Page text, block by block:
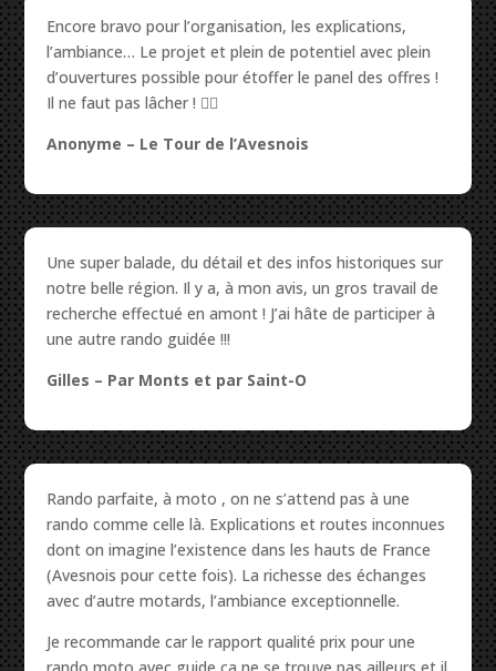
Encore bravo pour l’organisation, les explications,
l’ambiance… Le projet et plein de potentiel avec plein
d’ouvertures possible pour étoffer le panel des offres !
Il ne faut pas lâcher ! ✌🏻️
Anonyme – Le Tour de l’Avesnois
Une super balade, du détail et des infos historiques sur
notre belle région. Il y a, à mon avis, un gros travail de
recherche effectué en amont ! J’ai hâte de participer à
une autre rando guidée !!!
Gilles – Par Monts et par Saint-O
Rando parfaite, à moto , on ne s’attend pas à une
rando comme celle là. Explications et routes inconnues
dont on imagine l’existence dans les hauts de France
(Avesnois pour cette fois). La richesse des échanges
avec d’autre motards, l’ambiance exceptionnelle.
Je recommande car le rapport qualité prix pour une